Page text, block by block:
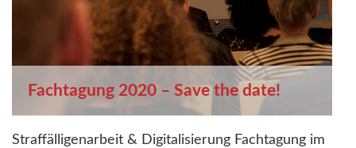
Fachtagung 2020 – Save the date!
Straffälligenarbeit & Digitalisierung Fachtagung im